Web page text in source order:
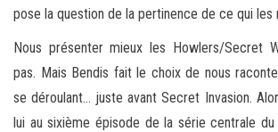
pose la question de la pertinence de ce qui les
Nous présenter mieux les Howlers/Secret
pas. Mais Bendis fait le choix de nous
se déroulant… juste avant Secret Invasion.
lui au sixième épisode de la série centrale